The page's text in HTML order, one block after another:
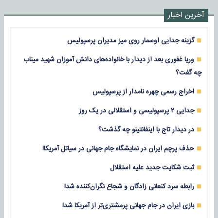
آخرین اخبار
گزینه جدایی اوسمار روی میز مدیران پرسپولیس
وریا غفوری بعد از دیدار با خانواده‌های دانش آموزان شهید میناب
چه گفت؟
اخراج رسمی چهره نامدار از پرسپولیس
جدایی ۲ پرسپولیسی و استقلالی در یک روز
در دیدار تاج با اینفانتینو چه گذشت؟
حذف پرچم ایران در نمایشگاه جام جهانی در سیاتل آمریکا!
ثبت شکایت جدید علیه استقلال
رابطه سرد کنعانی زادگان و شجاع نگران‌کننده شد!
بازی‌ ایران در جام جهانی پرمشتری‌تر از آمریکا شد!